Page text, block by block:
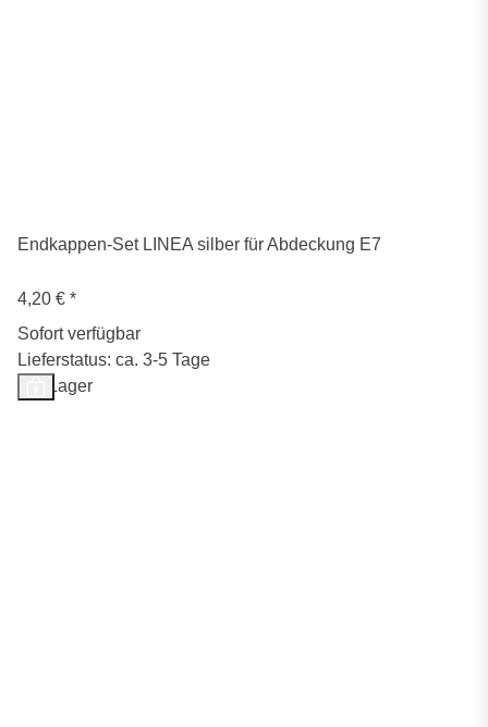
Endkappen-Set LINEA silber für Abdeckung E7
4,20 € *
Sofort verfügbar
Lieferstatus: ca. 3-5 Tage
Auf Lager